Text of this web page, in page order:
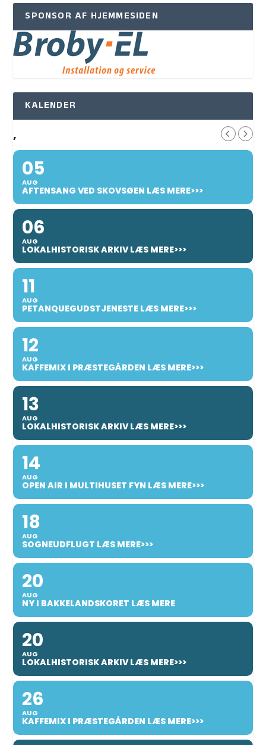
SPONSOR AF HJEMMESIDEN
KALENDER
,
05
AUG
AFTENSANG VED SKOVSØEN LÆS MERE>>>
06
AUG
LOKALHISTORISK ARKIV LÆS MERE>>>
11
AUG
PETANQUEGUDSTJENESTE LÆS MERE>>>
12
AUG
KAFFEMIX I PRÆSTEGÅRDEN LÆS MERE>>>
13
AUG
LOKALHISTORISK ARKIV LÆS MERE>>>
14
AUG
OPEN AIR I MULTIHUSET FYN LÆS MERE>>>
18
AUG
SOGNEUDFLUGT LÆS MERE>>>
20
AUG
NY I BAKKELANDSKORET LÆS MERE
20
AUG
LOKALHISTORISK ARKIV LÆS MERE>>>
26
AUG
KAFFEMIX I PRÆSTEGÅRDEN LÆS MERE>>>